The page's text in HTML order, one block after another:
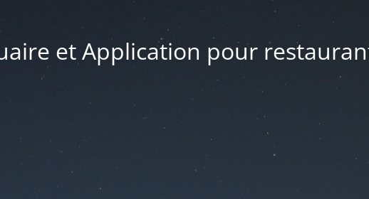
et Application pour